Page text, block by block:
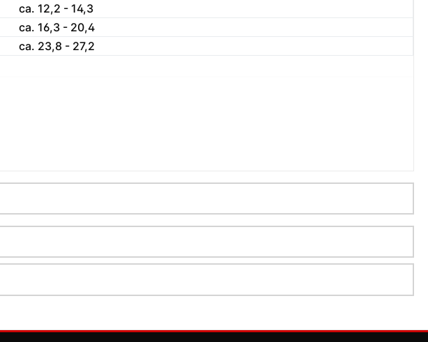
ca. 12,2 - 14,3
ca. 16,3 - 20,4
ca. 23,8 - 27,2